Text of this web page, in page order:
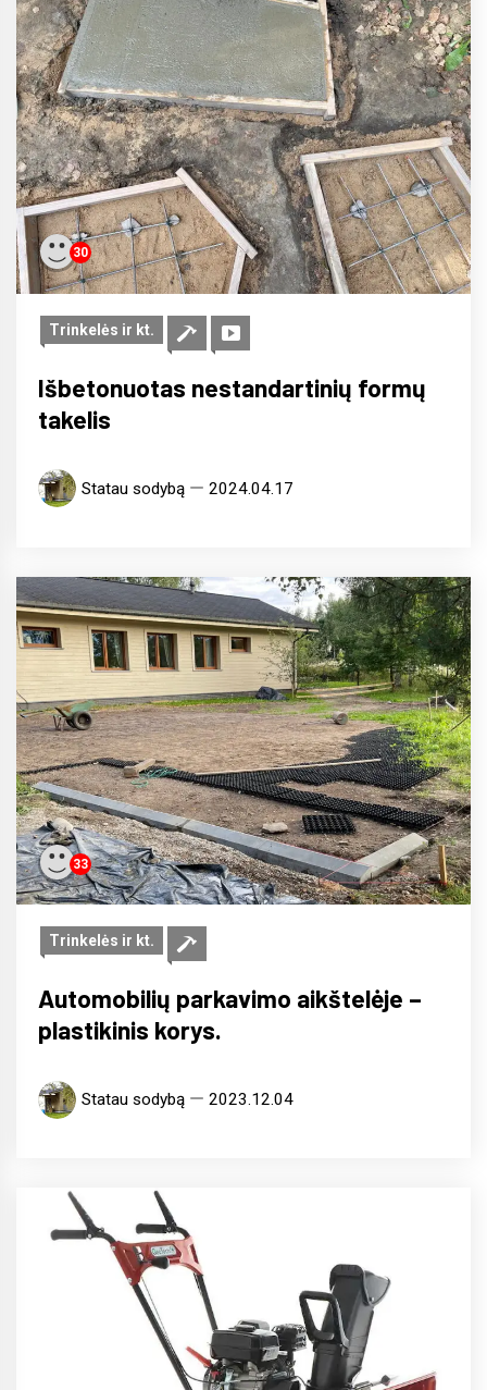
30
Trinkelės ir kt.
Išbetonuotas nestandartinių formų
takelis
Statau sodybą 2024.04.17
33
Trinkelės ir kt.
Automobilių parkavimo aikštelėje –
plastikinis korys.
Statau sodybą 2023.12.04